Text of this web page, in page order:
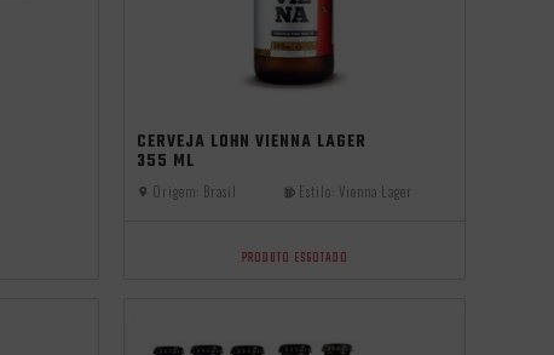
CERVEJA LOHN VIENNA LAGER
355 ML
Origem: Brasil Estilo: Vienna Lager
PRODUTO ESGOTADO